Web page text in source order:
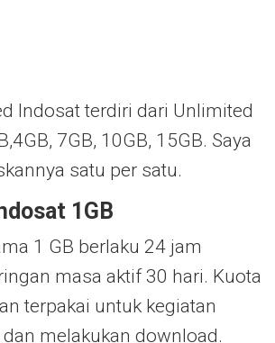
Indosat terdiri dari Unlimited
7GB, 10GB, 15GB. Saya
satu per satu.
1GB
1 GB berlaku 24 jam
masa aktif 30 hari. Kuota
terpakai untuk kegiatan
melakukan download.